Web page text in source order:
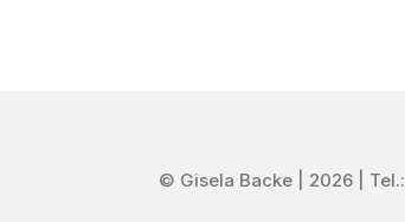
© Gisela Backe | 2026 | Tel.: